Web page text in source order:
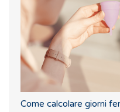
Come calcolare giorni